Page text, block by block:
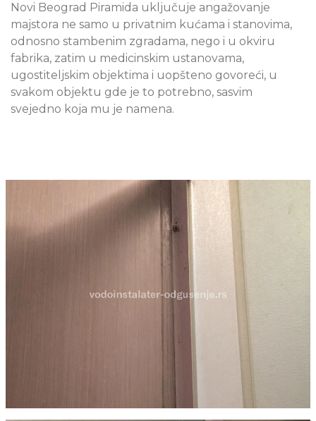
Novi Beograd Piramida uključuje angažovanje
majstora ne samo u privatnim kućama i stanovima,
odnosno stambenim zgradama, nego i u okviru
fabrika, zatim u medicinskim ustanovama,
ugostiteljskim objektima i uopšteno govoreći, u
svakom objektu gde je to potrebno, sasvim
svejedno koja mu je namena.